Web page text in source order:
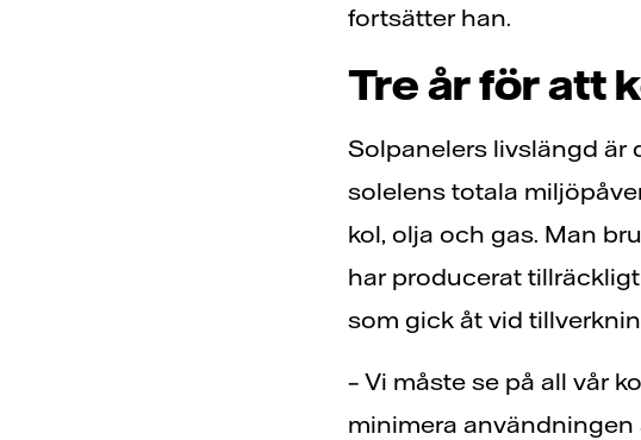
fortsätter han.
Tre år för att
Solpanelers livslängd är
solelens totala
kol, olja och gas. Man
har producerat
som gick åt vid
– Vi måste se på all vår
minimera användningen